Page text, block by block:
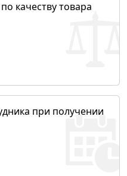
качеству товара
при получении